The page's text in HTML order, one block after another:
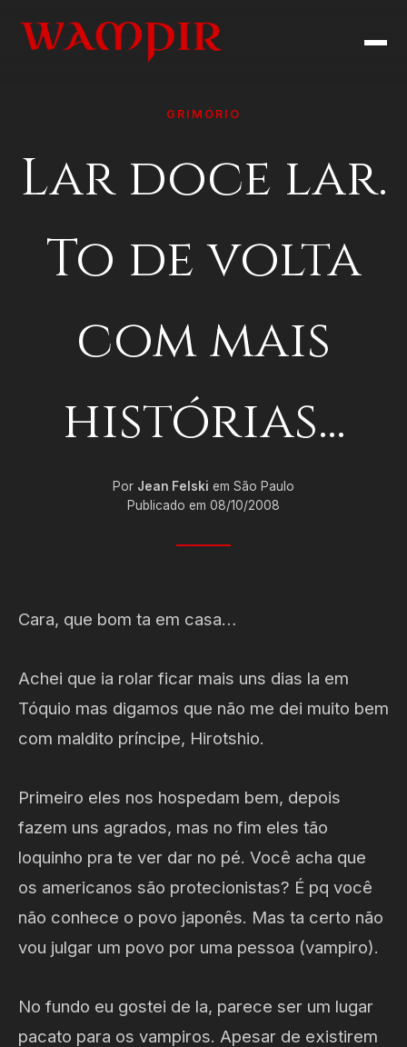
GRIMÓRIO
Lar doce lar.
To de volta
com mais
histórias...
Por Jean Felski em São Paulo
Publicado em 08/10/2008
Cara, que bom ta em casa…
Achei que ia rolar ficar mais uns dias la em
Tóquio mas digamos que não me dei muito bem
com maldito príncipe, Hirotshio.
Primeiro eles nos hospedam bem, depois
fazem uns agrados, mas no fim eles tão
loquinho pra te ver dar no pé. Você acha que
os americanos são protecionistas? É pq você
não conhece o povo japonês. Mas ta certo não
vou julgar um povo por uma pessoa (vampiro).
No fundo eu gostei de la, parece ser um lugar
pacato para os vampiros. Apesar de existirem